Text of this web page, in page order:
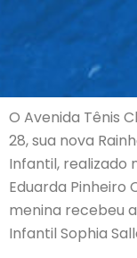
O Avenida Tênis
28, sua nova
Infantil, realizado
Eduarda Pinheiro
menina recebeu
Infantil Sophia